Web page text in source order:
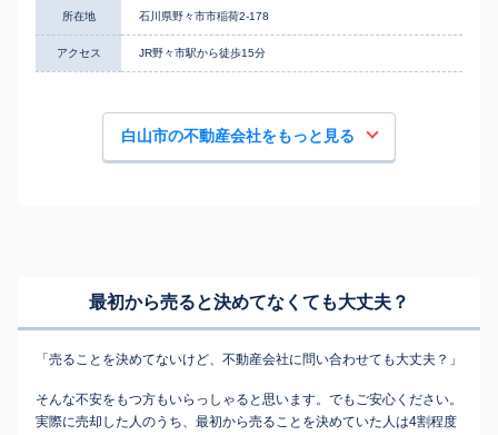
所在地 石川県野々市市稲荷2-178
アクセス JR野々市駅から徒歩15分
白山市の不動産会社をもっと見る
最初から売ると決めてなくても大丈夫？
「売ることを決めてないけど、不動産会社に問い合わせても大丈夫？」
そんな不安をもつ方もいらっしゃると思います。でもご安心ください。
実際に売却した人のうち、最初から売ることを決めていた人は4割程度